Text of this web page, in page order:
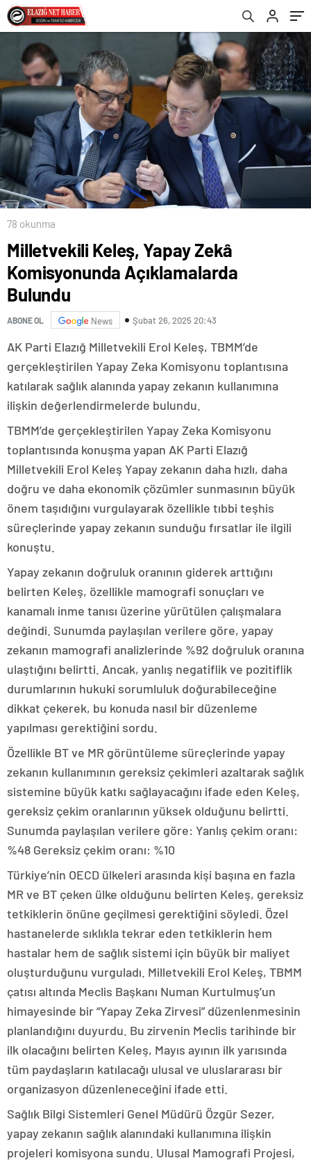
78 okunma
Milletvekili Keleş, Yapay Zekâ
Komisyonunda Açıklamalarda
Bulundu
ABONE OL News Şubat 26, 2025 20:43
AK Parti Elazığ Milletvekili Erol Keleş, TBMM’de
gerçekleştirilen Yapay Zeka Komisyonu toplantısına
katılarak sağlık alanında yapay zekanın kullanımına
ilişkin değerlendirmelerde bulundu.
TBMM’de gerçekleştirilen Yapay Zeka Komisyonu
toplantısında konuşma yapan AK Parti Elazığ
Milletvekili Erol Keleş Yapay zekanın daha hızlı, daha
doğru ve daha ekonomik çözümler sunmasının büyük
önem taşıdığını vurgulayarak özellikle tıbbi teşhis
süreçlerinde yapay zekanın sunduğu fırsatlar ile ilgili
konuştu.
Yapay zekanın doğruluk oranının giderek arttığını
belirten Keleş, özellikle mamografi sonuçları ve
kanamalı inme tanısı üzerine yürütülen çalışmalara
değindi. Sunumda paylaşılan verilere göre, yapay
zekanın mamografi analizlerinde %92 doğruluk oranına
ulaştığını belirtti. Ancak, yanlış negatiflik ve pozitiflik
durumlarının hukuki sorumluluk doğurabileceğine
dikkat çekerek, bu konuda nasıl bir düzenleme
yapılması gerektiğini sordu.
Özellikle BT ve MR görüntüleme süreçlerinde yapay
zekanın kullanımının gereksiz çekimleri azaltarak sağlık
sistemine büyük katkı sağlayacağını ifade eden Keleş,
gereksiz çekim oranlarının yüksek olduğunu belirtti.
Sunumda paylaşılan verilere göre: Yanlış çekim oranı:
%48 Gereksiz çekim oranı: %10
Türkiye’nin OECD ülkeleri arasında kişi başına en fazla
MR ve BT çeken ülke olduğunu belirten Keleş, gereksiz
tetkiklerin önüne geçilmesi gerektiğini söyledi. Özel
hastanelerde sıklıkla tekrar eden tetkiklerin hem
hastalar hem de sağlık sistemi için büyük bir maliyet
oluşturduğunu vurguladı. Milletvekili Erol Keleş, TBMM
çatısı altında Meclis Başkanı Numan Kurtulmuş’un
himayesinde bir “Yapay Zeka Zirvesi” düzenlenmesinin
planlandığını duyurdu. Bu zirvenin Meclis tarihinde bir
ilk olacağını belirten Keleş, Mayıs ayının ilk yarısında
tüm paydaşların katılacağı ulusal ve uluslararası bir
organizasyon düzenleneceğini ifade etti.
Sağlık Bilgi Sistemleri Genel Müdürü Özgür Sezer,
yapay zekanın sağlık alanındaki kullanımına ilişkin
projeleri komisyona sundu. Ulusal Mamografi Projesi,